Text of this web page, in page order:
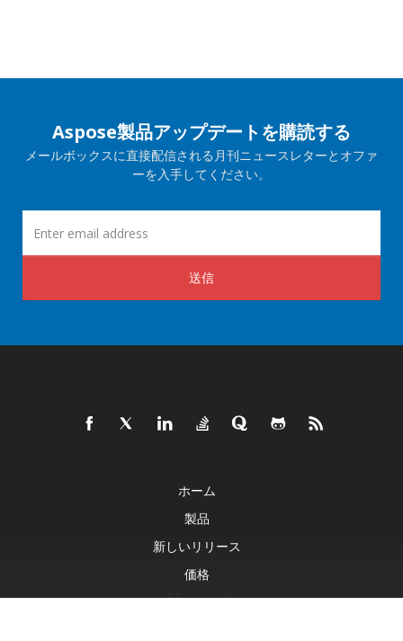
Aspose製品アップデートを購読する
メールボックスに直接配信される月刊ニュースレターとオファ
ーを入手してください。
送信
ホーム
製品
新しいリリース
価格
ドキュメント